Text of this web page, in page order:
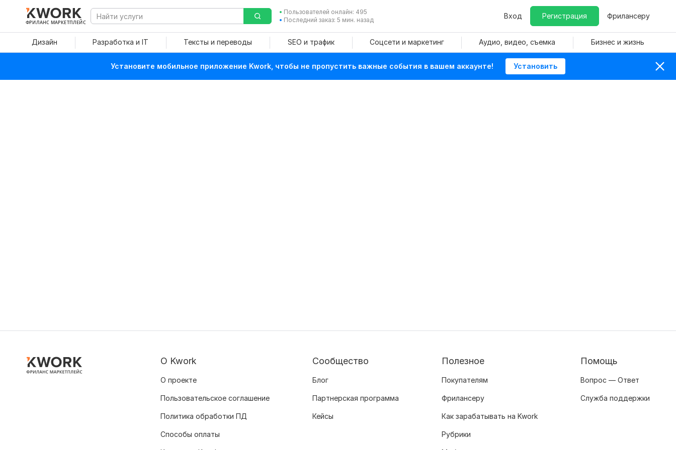
ФРИЛАНС МАРКЕТПЛЕЙС
Пользователей онлайн: 495
Последний заказ: 5 мин. назад
Вход Регистрация Фрилансеру
Дизайн Разработка и IT Тексты и переводы SEO и трафик Соцсети и маркетинг Аудио, видео, съемка Бизнес и жизнь
Установите мобильное приложение Kwork, чтобы не пропустить важные события в вашем аккаунте! Установить
О Kwork
О проекте
Пользовательское соглашение
Политика обработки ПД
Способы оплаты
Сообщество
Блог
Партнерская программа
Кейсы
Полезное
Покупателям
Фрилансеру
Как зарабатывать на Kwork
Рубрики
Помощь
Вопрос — Ответ
Служба поддержки